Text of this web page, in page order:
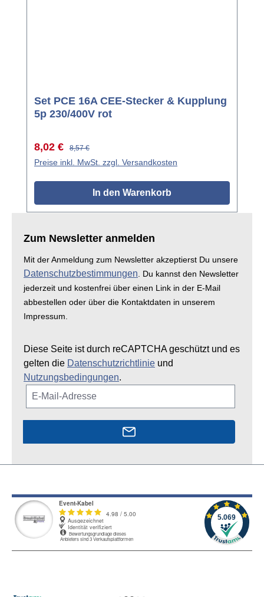
Set PCE 16A CEE-Stecker & Kupplung
5p 230/400V rot
Verkaufspreis:
8,02 € Regulärer Preis:
8,57 €
Preise inkl. MwSt. zzgl. Versandkosten
In den Warenkorb
Zum Newsletter anmelden
Mit der Anmeldung zum Newsletter akzeptierst Du unsere
Datenschutzbestimmungen . Du kannst den Newsletter
jederzeit und kostenfrei über einen Link in der E-Mail
abbestellen oder über die Kontaktdaten in unserem
Impressum.
Diese Seite ist durch reCAPTCHA geschützt und es
gelten die Datenschutzrichtlinie und
Nutzungsbedingungen.